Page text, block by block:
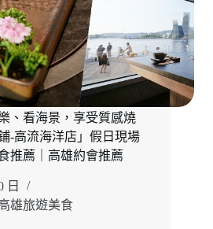
、看海景，享受質感燒
-高流海洋店」假日現場
推薦｜高雄約會推薦
日
雄旅遊美食